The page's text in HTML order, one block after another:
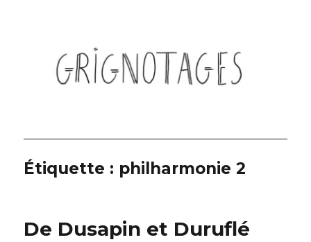
Étiquette : philharmonie 2
De Dusapin et Duruflé